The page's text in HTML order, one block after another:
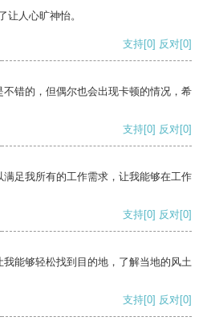
让人心旷神怡。
支持[0] 反对[0]
错的，但偶尔也会出现卡顿的情况，希
支持[0] 反对[0]
足我所有的工作需求，让我能够在工作
支持[0] 反对[0]
能够轻松找到目的地，了解当地的风土
支持[0] 反对[0]